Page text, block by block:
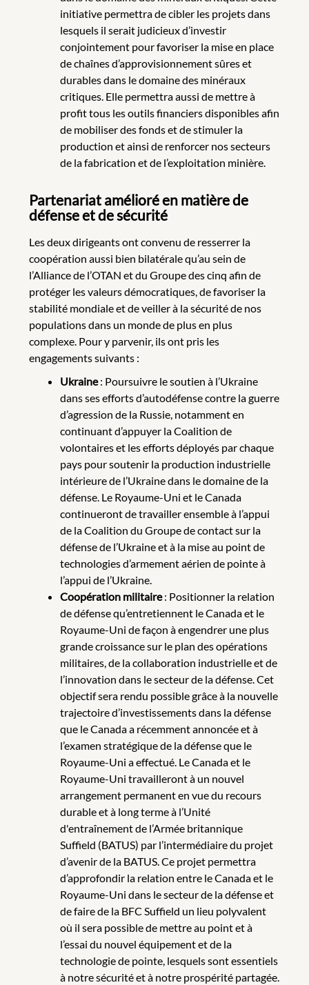
initiative permettra de cibler les projets dans
lesquels il serait judicieux d’investir
conjointement pour favoriser la mise en place
de chaînes d’approvisionnement sûres et
durables dans le domaine des minéraux
critiques. Elle permettra aussi de mettre à
profit tous les outils financiers disponibles afin
de mobiliser des fonds et de stimuler la
production et ainsi de renforcer nos secteurs
de la fabrication et de l’exploitation minière.
Partenariat amélioré en matière de
défense et de sécurité
Les deux dirigeants ont convenu de resserrer la
coopération aussi bien bilatérale qu’au sein de
l’Alliance de l’OTAN et du Groupe des cinq afin de
protéger les valeurs démocratiques, de favoriser la
stabilité mondiale et de veiller à la sécurité de nos
populations dans un monde de plus en plus
complexe. Pour y parvenir, ils ont pris les
engagements suivants :
Ukraine: Poursuivre le soutien à l’Ukraine
dans ses efforts d’autodéfense contre la guerre
d’agression de la Russie, notamment en
continuant d’appuyer la Coalition de
volontaires et les efforts déployés par chaque
pays pour soutenir la production industrielle
intérieure de l’Ukraine dans le domaine de la
défense. Le Royaume-Uni et le Canada
continueront de travailler ensemble à l’appui
de la Coalition du Groupe de contact sur la
défense de l’Ukraine et à la mise au point de
technologies d’armement aérien de pointe à
l’appui de l’Ukraine.
Coopération militaire: Positionner la relation
de défense qu’entretiennent le Canada et le
Royaume-Uni de façon à engendrer une plus
grande croissance sur le plan des opérations
militaires, de la collaboration industrielle et de
l’innovation dans le secteur de la défense. Cet
objectif sera rendu possible grâce à la nouvelle
trajectoire d’investissements dans la défense
que le Canada a récemment annoncée et à
l’examen stratégique de la défense que le
Royaume-Uni a effectué. Le Canada et le
Royaume-Uni travailleront à un nouvel
arrangement permanent en vue du recours
durable et à long terme à l’Unité
d'entraînement de l’Armée britannique
Suffield (BATUS) par l’intermédiaire du projet
d’avenir de la BATUS. Ce projet permettra
d’approfondir la relation entre le Canada et le
Royaume-Uni dans le secteur de la défense et
de faire de la BFC Suffield un lieu polyvalent
où il sera possible de mettre au point et à
l’essai du nouvel équipement et de la
technologie de pointe, lesquels sont essentiels
à notre sécurité et à notre prospérité partagée.